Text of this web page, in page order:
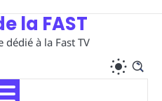
la FAST
à la Fast TV